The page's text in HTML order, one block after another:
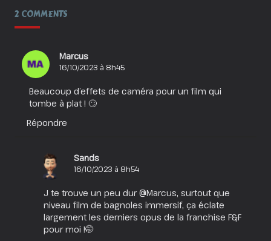
2 COMMENTS
Marcus
16/10/2023 à 8h45
Beaucoup d’effets de caméra pour un film qui
tombe à plat ! 🙄
Répondre
Sands
16/10/2023 à 8h54
J te trouve un peu dur @Marcus, surtout que
niveau film de bagnoles immersif, ça éclate
largement les derniers opus de la franchise F&F
pour moi !🤭